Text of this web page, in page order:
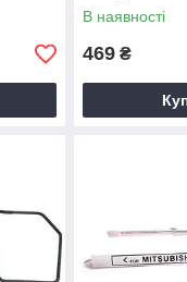
В наявності
469 ₴